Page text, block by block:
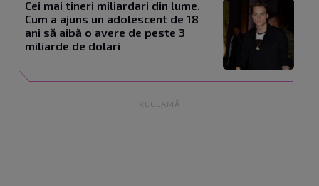
Cei mai tineri miliardari din lume.
Cum a ajuns un adolescent de 18
ani să aibă o avere de peste 3
miliarde de dolari
RECLAMĂ